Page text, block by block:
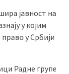
јавност на
у којим
у Србији
Радне групе